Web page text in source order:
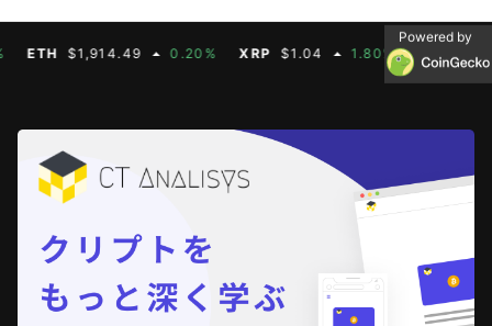
ETH $1,914.49 0.20% XRP $1.04 1.80% BNB
Powered by